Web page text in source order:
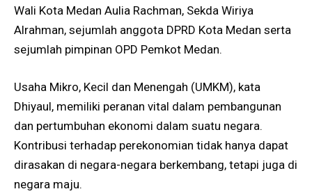
Wali Kota Medan Aulia Rachman, Sekda Wiriya
Alrahman, sejumlah anggota DPRD Kota Medan serta
sejumlah pimpinan OPD Pemkot Medan.
Usaha Mikro, Kecil dan Menengah (UMKM), kata
Dhiyaul, memiliki peranan vital dalam pembangunan
dan pertumbuhan ekonomi dalam suatu negara.
Kontribusi terhadap perekonomian tidak hanya dapat
dirasakan di negara-negara berkembang, tetapi juga di
negara maju.